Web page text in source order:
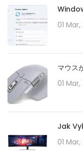
が配信
01
マウス
01
Jak
01